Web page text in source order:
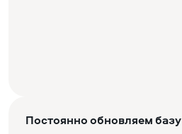
Постоянно обновляем базу